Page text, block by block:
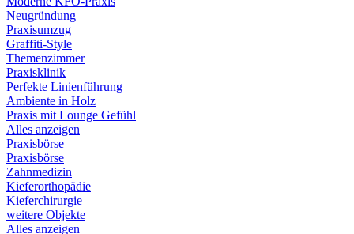
Neugründung
Praxisumzug
Graffiti-Style
Themenzimmer
Praxisklinik
Perfekte Linienführung
Ambiente in Holz
Praxis mit Lounge Gefühl
Alles anzeigen
Praxisbörse
Praxisbörse
Zahnmedizin
Kieferorthopädie
Kieferchirurgie
weitere Objekte
Alles anzeigen